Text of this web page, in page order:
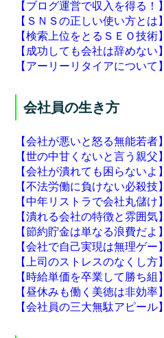
【ブログ運営で収入を得る！】
【ＳＮＳの正しい使い方とは】
【検索上位をとるＳＥＯ技術】
【成功しても会社は辞めない】
【アーリーリタイアについて】
会社員の生き方
【会社が悪いと怒る無能若者】
【世の中甘くないと言う親父】
【会社が潰れても困らないよ】
【不法労働に負けない必殺技】
【中年リストラで会社丸儲け】
【潰れる会社の特徴と雰囲気】
【節約貯金は単なる浪費だよ】
【会社で自己実現は無理ゲー】
【上司のストレスのなくし方】
【時給単価を卒業して勝ち組】
【昼休みも働く美徳は非効率】
【会社員の三大無駄アピール】